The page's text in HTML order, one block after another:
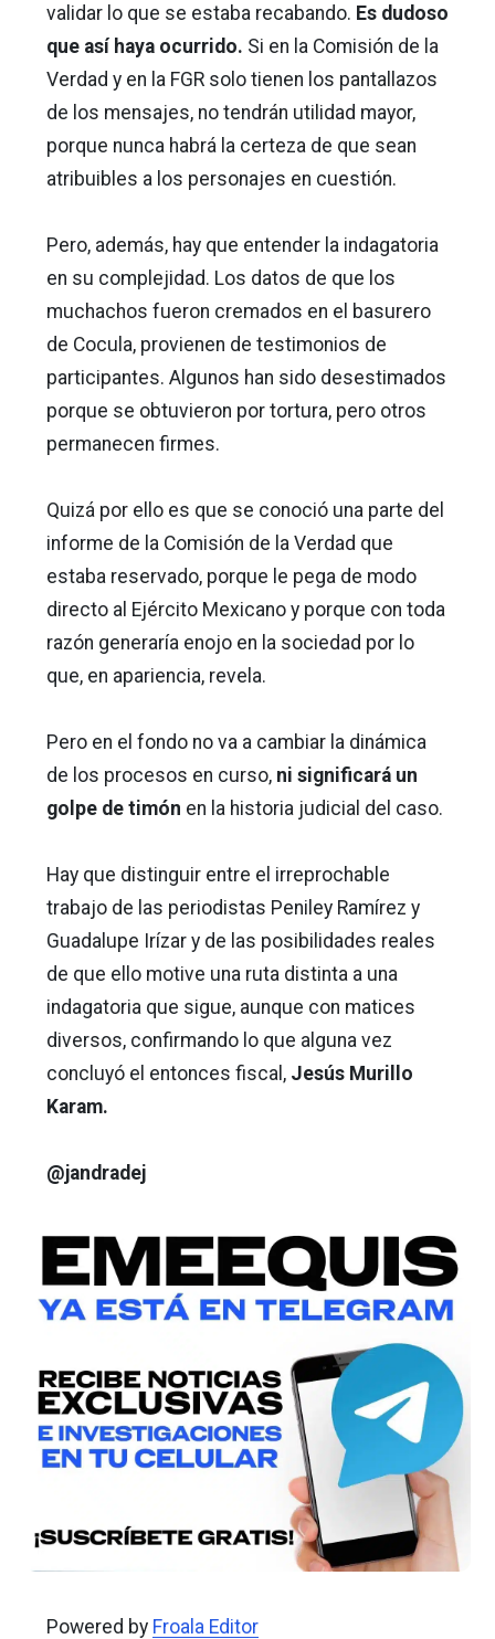
validar lo que se estaba recabando. Es dudoso
que así haya ocurrido. Si en la Comisión de la
Verdad y en la FGR solo tienen los pantallazos
de los mensajes, no tendrán utilidad mayor,
porque nunca habrá la certeza de que sean
atribuibles a los personajes en cuestión.
Pero, además, hay que entender la indagatoria
en su complejidad. Los datos de que los
muchachos fueron cremados en el basurero
de Cocula, provienen de testimonios de
participantes. Algunos han sido desestimados
porque se obtuvieron por tortura, pero otros
permanecen firmes.
Quizá por ello es que se conoció una parte del
informe de la Comisión de la Verdad que
estaba reservado, porque le pega de modo
directo al Ejército Mexicano y porque con toda
razón generaría enojo en la sociedad por lo
que, en apariencia, revela.
Pero en el fondo no va a cambiar la dinámica
de los procesos en curso, ni significará un
golpe de timón en la historia judicial del caso.
Hay que distinguir entre el irreprochable
trabajo de las periodistas Peniley Ramírez y
Guadalupe Irízar y de las posibilidades reales
de que ello motive una ruta distinta a una
indagatoria que sigue, aunque con matices
diversos, confirmando lo que alguna vez
concluyó el entonces fiscal, Jesús Murillo
Karam.
@jandradej
Powered by Froala Editor